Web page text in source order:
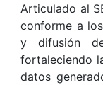
Articulado al
conforme a
y difusión
fortaleciendo
datos